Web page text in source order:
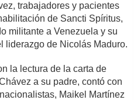
trabajadores y pacientes
de Sancti Spíritus,
militante a Venezuela y su
liderazgo de Nicolás Maduro.
la lectura de la carta de
a su padre, contó con
Maikel Martínez